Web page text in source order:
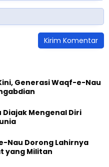
Generasi Waqf-e-Nau
Mengenal Diri
Nau Dorong Lahirnya
yang Militan